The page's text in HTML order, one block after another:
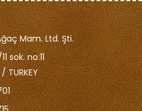
Mam. Ltd. Şti.
sok. no:11